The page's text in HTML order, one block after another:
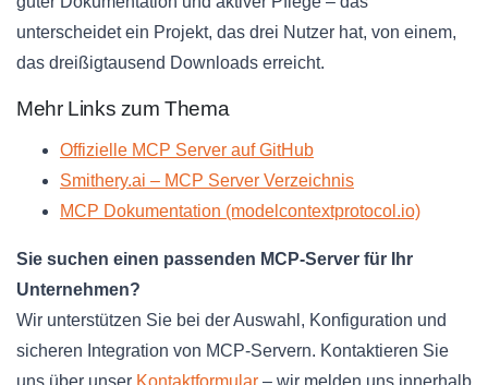
unterscheidet ein Projekt, das drei Nutzer hat, von einem,
das dreißigtausend Downloads erreicht.
Mehr Links zum Thema
Offizielle MCP Server auf GitHub
Smithery.ai – MCP Server Verzeichnis
MCP Dokumentation (modelcontextprotocol.io)
Sie suchen einen passenden MCP-Server für Ihr
Unternehmen?
Wir unterstützen Sie bei der Auswahl, Konfiguration und
sicheren Integration von MCP-Servern. Kontaktieren Sie
uns über unser Kontaktformular – wir melden uns innerhalb